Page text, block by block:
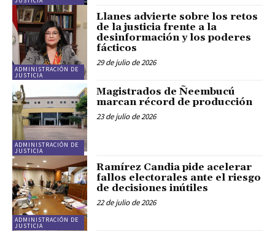
ADMINISTRACIÓN DE
JUSTICIA
Llanes advierte sobre los retos
de la justicia frente a la
desinformación y los poderes
fácticos
29 de julio de 2026
ADMINISTRACIÓN DE
JUSTICIA
Magistrados de Ñeembucú
marcan récord de producción
23 de julio de 2026
ADMINISTRACIÓN DE
JUSTICIA
Ramírez Candia pide acelerar
fallos electorales ante el riesgo
de decisiones inútiles
22 de julio de 2026